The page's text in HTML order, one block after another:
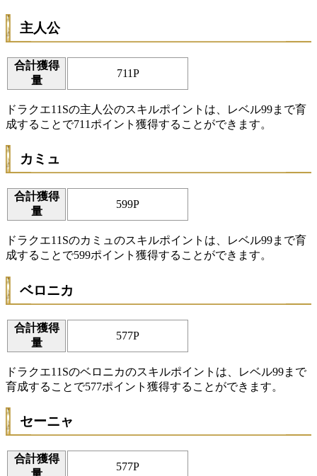
主人公
合計獲得
量
711P
ドラクエ11Sの主人公のスキルポイントは、レベル99まで育
成することで711ポイント獲得することができます。
カミュ
合計獲得
量
599P
ドラクエ11Sのカミュのスキルポイントは、レベル99まで育
成することで599ポイント獲得することができます。
ベロニカ
合計獲得
量
577P
ドラクエ11Sのベロニカのスキルポイントは、レベル99まで
育成することで577ポイント獲得することができます。
セーニャ
合計獲得
量
577P